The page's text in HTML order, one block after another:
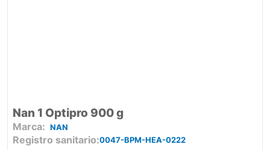
Nan 1 Optipro 900 g
NAN
Registro sanitario 0047-BPM-HEA-0222